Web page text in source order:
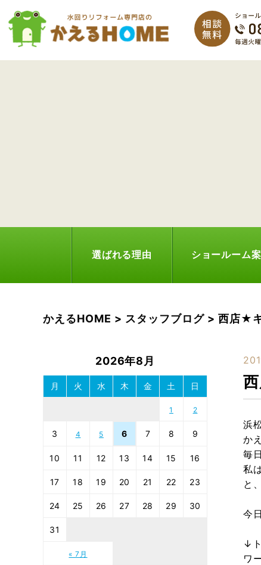
選ばれる理由 ショールーム
かえるHOME > スタッフブログ > 西店★
浜
か
毎
私
と
今
↓
ワ
2026年8月
月 火 水 木 金 土 日
« 7月
1 2
3 4 5 6 7 8 9
10 11 12 13 14 15 16
17 18 19 20 21 22 23
24 25 26 27 28 29 30
31